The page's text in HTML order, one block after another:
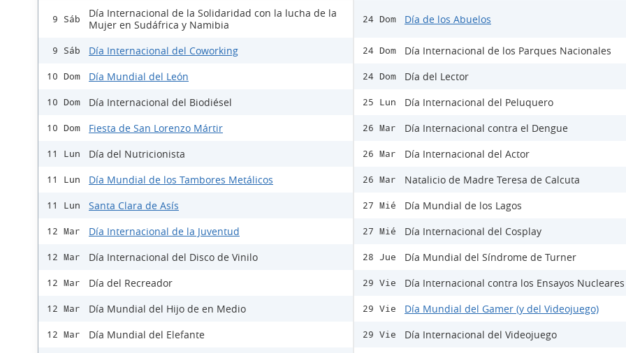
9 Sáb
Día Internacional de la Solidaridad con la lucha de la
Mujer en Sudáfrica y Namibia
9 Sáb Día Internacional del Coworking
10 Dom Día Mundial del León
10 Dom Día Internacional del Biodiésel
10 Dom Fiesta de San Lorenzo Mártir
11 Lun Día del Nutricionista
11 Lun Día Mundial de los Tambores Metálicos
11 Lun Santa Clara de Asís
12 Mar Día Internacional de la Juventud
12 Mar Día Internacional del Disco de Vinilo
12 Mar Día del Recreador
12 Mar Día Mundial del Hijo de en Medio
12 Mar Día Mundial del Elefante
24 Dom Día de los Abuelos
24 Dom Día Internacional de los Parques Nacionales
24 Dom Día del Lector
25 Lun Día Internacional del Peluquero
26 Mar Día Internacional contra el Dengue
26 Mar Día Internacional del Actor
26 Mar Natalicio de Madre Teresa de Calcuta
27 Mié Día Mundial de los Lagos
27 Mié Día Internacional del Cosplay
28 Jue Día Mundial del Síndrome de Turner
29 Vie Día Internacional contra los Ensayos Nucleares
29 Vie Día Mundial del Gamer (y del Videojuego)
29 Vie Día Internacional del Videojuego